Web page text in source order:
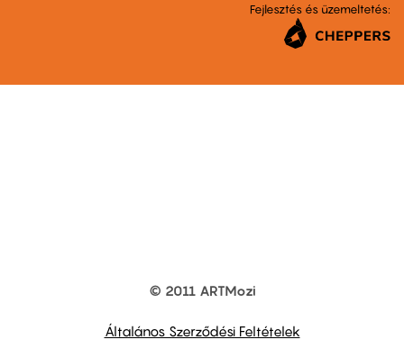
Fejlesztés és üzemeltetés:
© 2011 ARTMozi
Általános Szerződési Feltételek